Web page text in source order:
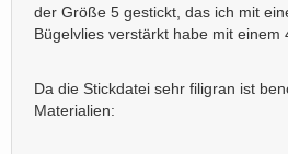
der Größe 5 gestickt, das ich mit
Bügelvlies verstärkt habe mit einem
Da die Stickdatei sehr filigran ist
Materialien: